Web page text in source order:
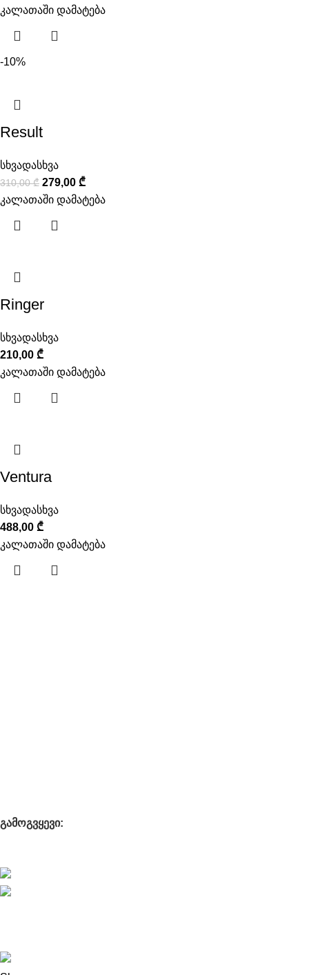
კალათაში დამატება
-10%
Result
სხვადასხვა
310,00₾ 279,00 ₾
კალათაში დამატება
Ringer
სხვადასხვა
210,00 ₾
კალათაში დამატება
Ventura
სხვადასხვა
488,00 ₾
კალათაში დამატება
გამოგვყევი: